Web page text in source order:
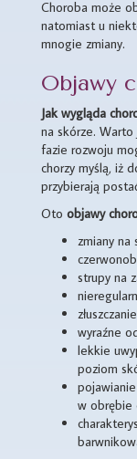
Choroba może
natomiast u
mnogie zmiany.
Objawy
Jak wygląda
na skórze.
fazie rozwoju
chorzy myślą, iż
przybierają
Oto objawy
zmiany na
strupy na
wyraźne
lekkie
poziom
w obrębie